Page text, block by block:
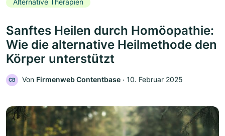
Alternative Therapien
Sanftes Heilen durch Homöopathie:
Wie die alternative Heilmethode den
Körper unterstützt
CB Von Firmenweb Contentbase ‧ 10. Februar 2025